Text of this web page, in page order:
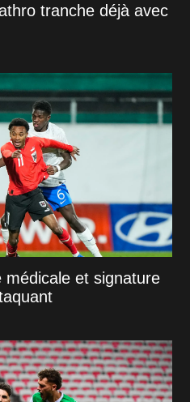
tranche déjà avec
et signature